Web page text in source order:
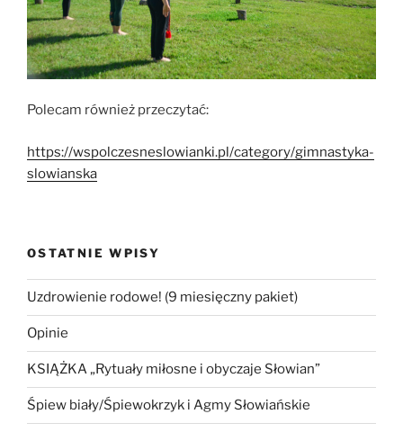
Polecam również przeczytać:
https://wspolczesneslowianki.pl/category/gimnastyka-
slowianska
OSTATNIE WPISY
Uzdrowienie rodowe! (9 miesięczny pakiet)
Opinie
KSIĄŻKA „Rytuały miłosne i obyczaje Słowian”
Śpiew biały/Śpiewokrzyk i Agmy Słowiańskie